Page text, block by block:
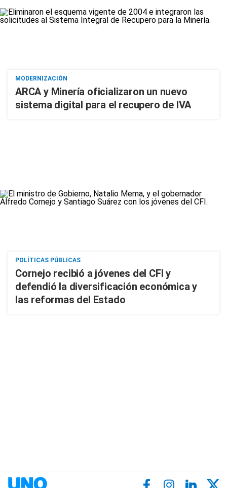
MODERNIZACIÓN
ARCA y Minería oficializaron un nuevo
sistema digital para el recupero de IVA
POLÍTICAS PÚBLICAS
Cornejo recibió a jóvenes del CFI y
defendió la diversificación económica y
las reformas del Estado